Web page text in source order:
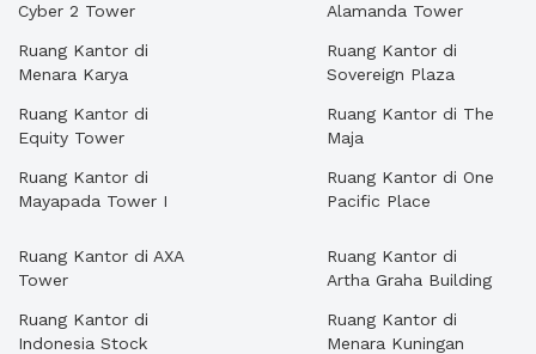
Cyber 2 Tower
Ruang Kantor di
Menara Karya
Ruang Kantor di
Equity Tower
Ruang Kantor di
Mayapada Tower I
Alamanda Tower
Ruang Kantor di
Sovereign Plaza
Ruang Kantor di The
Maja
Ruang Kantor di One
Pacific Place
Ruang Kantor di AXA
Tower
Ruang Kantor di
Indonesia Stock
Ruang Kantor di
Artha Graha Building
Ruang Kantor di
Menara Kuningan